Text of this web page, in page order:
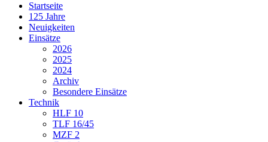
Startseite
125 Jahre
Neuigkeiten
Einsätze
2026
2025
2024
Archiv
Besondere Einsätze
Technik
HLF 10
TLF 16/45
MZF 2